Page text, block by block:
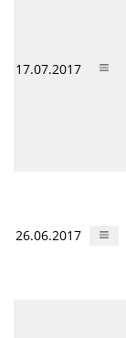
17.07.2017
26.06.2017